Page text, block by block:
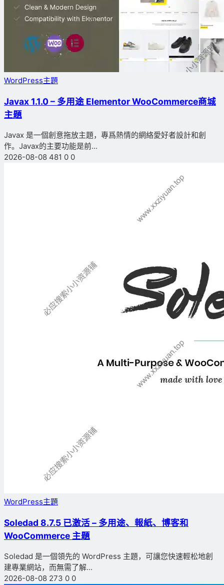
WordPress主題
Javax 1.1.0 – 多用途 Elementor WooCommerce商城
主題
Javax 是一個創意拖放主題，專爲熱情的網絡愛好者設計和創
作。Javax的主要功能是前...
2026-08-08 481 0 0
WordPress主題
Soledad 8.7.5 已激活 – 多用途、報紙、博客和
WooCommerce 主題
Soledad 是一個領先的 WordPress 主題，可讓您快速輕松地創
建專業網站，而無需了解...
2026-08-08 273 0 0